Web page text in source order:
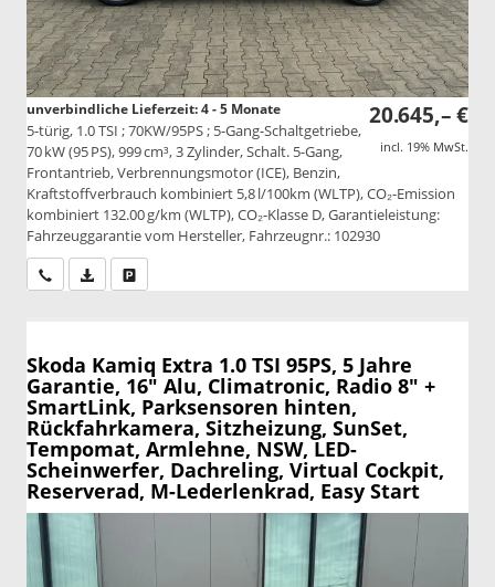
20.645,– €
incl. 19% MwSt.
unverbindliche Lieferzeit: 4 - 5 Monate
5-türig, 1.0 TSI ; 70KW/95PS ; 5-Gang-Schaltgetriebe,
70 kW (95 PS), 999 cm³, 3 Zylinder, Schalt. 5-Gang,
Frontantrieb, Verbrennungsmotor (ICE), Benzin,
Kraftstoffverbrauch kombiniert 5,8 l/100km (WLTP), CO₂-Emission
kombiniert 132.00 g/km (WLTP), CO₂-Klasse D, Garantieleistung:
Fahrzeuggarantie vom Hersteller, Fahrzeugnr.: 102930
Wir rufen Sie anPDF-Datei, Fahrzeugexposé drucken
Skoda Kamiq Extra 1.0 TSI 95PS, 5 Jahre
Garantie, 16" Alu, Climatronic, Radio 8" +
SmartLink, Parksensoren hinten,
Rückfahrkamera, Sitzheizung, SunSet,
Tempomat, Armlehne, NSW, LED-
Scheinwerfer, Dachreling, Virtual Cockpit,
Reserverad, M-Lederlenkrad, Easy Start